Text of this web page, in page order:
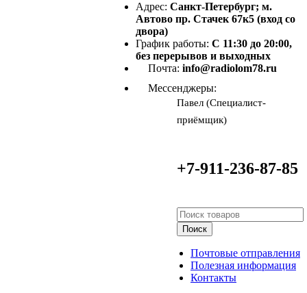
Адрес: Санкт-Петербург; м.
Автово пр. Стачек 67к5 (вход со
двора)
График работы: С 11:30 до 20:00,
без перерывов и выходных
Почта: info@radiolom78.ru
Мессенджеры:
Павел (Специалист-
приёмщик)
+7-911-236-87-85
Поиск
Почтовые отправления
Полезная информация
Контакты